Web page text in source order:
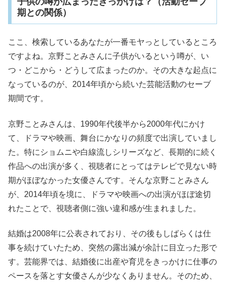
期との関係）
ここ、検索しているあなたが一番モヤっとしているところ
ですよね。京野ことみさんに子供がいるという噂が、い
つ・どこから・どうして広まったのか。その大きな起点に
なっているのが、2014年頃から続いた芸能活動のセーブ
期間です。
京野ことみさんは、1990年代後半から2000年代にかけ
て、ドラマや映画、舞台にかなりの頻度で出演していまし
た。特にショムニや白線流しシリーズなど、長期的に続く
作品への出演が多く、視聴者にとってはテレビで見ない時
期がほぼなかった女優さんです。そんな京野ことみさん
が、2014年頃を境に、ドラマや映画への出演がほぼ途切
れたことで、視聴者側に強い違和感が生まれました。
結婚は2008年に公表されており、その後もしばらくは仕
事を続けていたため、突然の露出減が余計に目立った形で
す。芸能界では、結婚後に出産や育児をきっかけに仕事の
ペースを落とす女優さんが少なくありません。そのため、